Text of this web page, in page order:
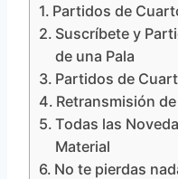
Partidos de
Suscríbete y
de una Pala
Partidos de
Retransmisión
Todas las
Material
No te pierdas